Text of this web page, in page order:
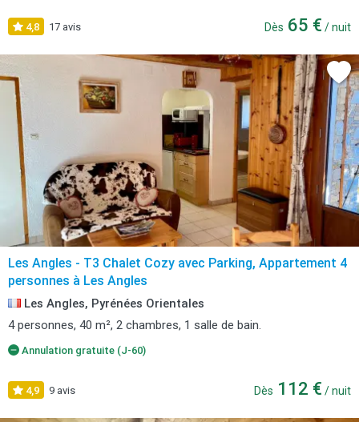
4,8 17 avis Dès 65 € / nuit
Les Angles - T3 Chalet Cozy avec Parking, Appartement 4
personnes à Les Angles
Les Angles, Pyrénées Orientales
4 personnes, 40 m², 2 chambres, 1 salle de bain.
Annulation gratuite (J-60)
4,9 9 avis Dès 112 € / nuit